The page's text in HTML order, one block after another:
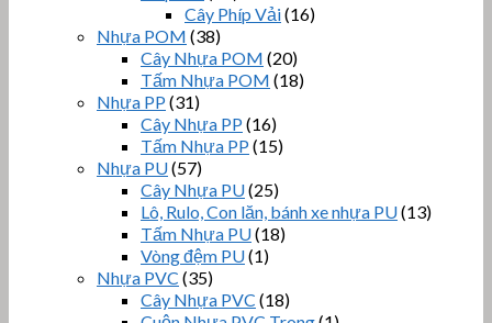
Cây Phíp Vải(16)
Nhựa POM (38)
Cây Nhựa POM (20)
Tấm Nhựa POM (18)
Nhựa PP (31)
Cây Nhựa PP (16)
Tấm Nhựa PP (15)
Nhựa PU(57)
Cây Nhựa PU(25)
Lô, Rulo, Con lăn, bánh xe nhựa PU(13)
Tấm Nhựa PU(18)
Vòng đệm PU(1)
Nhựa PVC (35)
Cây Nhựa PVC (18)